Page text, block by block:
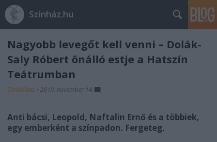
Színház.hu
Nagyobb levegőt kell venni – Dolák-
Saly Róbert önálló estje a Hatszín
Teátrumban
TörökÁkos • 2019. november 14.
Anti bácsi, Leopold, Naftalin Ernő és a többiek,
egy emberként a színpadon. Fergeteg.